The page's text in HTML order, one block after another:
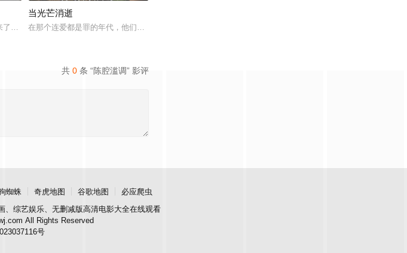
这所学校今年第一次接受
了别错过》。
当光芒消逝
在那个连爱都是罪的年代，他们选择了彼此。 1976年10月6日清晨，泰国爆发血腥镇压，大学生Ravin被迫逃
共 0 条 “陈腔滥调” 影评
蜘蛛 奇虎地图 谷歌地图
必应爬虫
、综艺娱乐、无删减版高清电影大全在线观看
All Rights Reserved
号